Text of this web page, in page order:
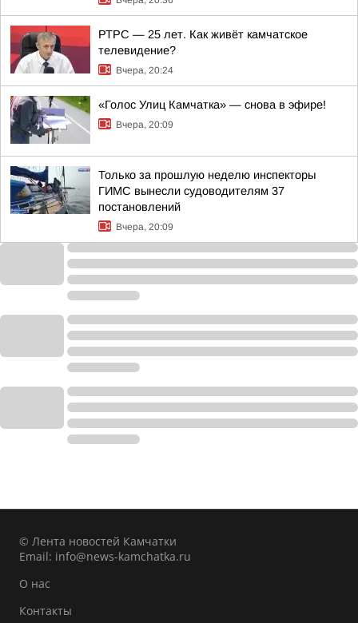
РТРС — 25 лет. Как живёт камчатское
телевидение?
Вчера, 20:24
«Голос Улиц Камчатка» — снова в эфире!
Вчера, 20:09
Только за прошлую неделю инспекторы
ГИМС вынесли судоводителям 37
постановлений
Вчера, 20:09
© Лента новостей Камчатки
Email: info@news-kamchatka.ru
О нас
Контакты